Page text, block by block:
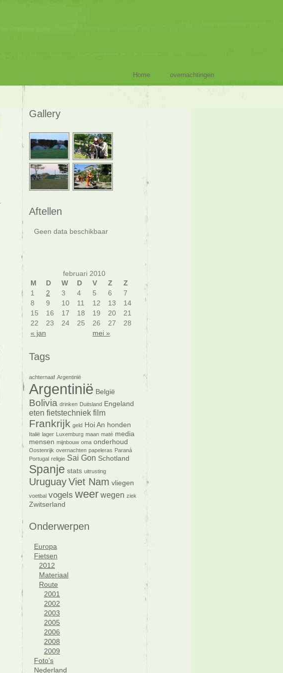
Home overnachtingen
Gallery
Aftellen
Geen data beschikbaar
februari 2010
M
D W D V Z Z
« jan mei »
1 2 3 4 5 6
7
8
9 10 11 12 13
14
15
16 17 18 19 20
21
22
23 24 25 26 27 28
Tags
achternaaf Argentinië
Argentinië België
Bolivia drinken Duitsland Engeland
eten fietstechniek film
Frankrijk geld Hoi An honden
Italië lager Luxemburg maan maté media
mensen mijnbouw oma onderhoud
Oostenrijk overnachten papeleras Paraná
Portugal religie Sai Gon Schotland
Spanje stats uitrusting
UruguayViet Nam vliegen
voetbal vogels weer wegen ziek
Zwitserland
Onderwerpen
Europa
Fietsen
2012
Materiaal
Route
2001
2002
2003
2005
2006
2008
2009
Foto's
Nederland